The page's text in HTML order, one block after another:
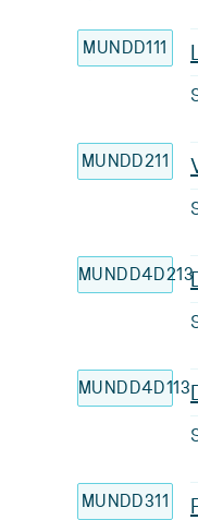
MUNDD111
MUNDD211
MUNDD4D213
MUNDD4D113
MUNDD311